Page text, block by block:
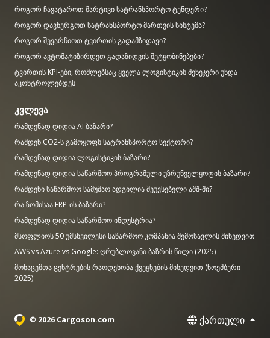
როგორ ჩავატაროთ მარტივი სატრანსპორტო ტენდერი?
როგორ დავნერგოთ სატრანსპორტო მართვის სისტემა?
როგორ შევარჩიოთ ტვირთის გადამზიდავი?
როგორ ავტომატიზირდეთ გადაზიდვის შეტყობინებები?
ტვირთის KPI-ები, რომლებსაც ყველა ლოგისტიკის მენეჯერი უნდა
აკონტროლებდეს
კვლევა
რამდენად დიდია AI ბაზარი?
რამდენ CO2-ს გამოყოფს სატრანსპორტო სექტორი?
რამდენად დიდია ლოგისტიკის ბაზარი?
რამდენად დიდია საწარმოო პროგრამული უზრუნველყოფის ბაზარი?
რამდენი საწარმოო სამუშაო ადგილია შეუვსებელი აშშ-ში?
რა ზომისაა ERP-ის ბაზარი?
რამდენად დიდია საწარმოო ინდუსტრია?
მსოფლიოს 50 უმსხვილესი საწარმოო კომპანია შემოსავლის მიხედვით
AWS vs Azure vs Google: ღრუბლოვანი ბაზრის წილი (2025)
მონაცემთა ცენტრების რაოდენობა ქვეყნების მიხედვით (ნოემბერი
2025)
© 2026 Cargoson.com ქართული